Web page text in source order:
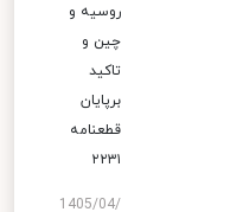
روسیه و
چین و
تاکید
برپایان
قطعنامه
۲۲۳۱
1405/04/